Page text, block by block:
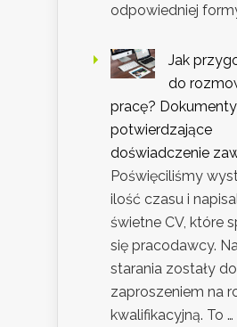
odpowiedniej
Jak
do
pracę? Dokumenty
potwierdzające
doświadczenie
Poświęciliśmy
ilość czasu i
świetne CV, które
się pracodawcy.
starania zostały
zaproszeniem na
kwalifikacyjną. To …